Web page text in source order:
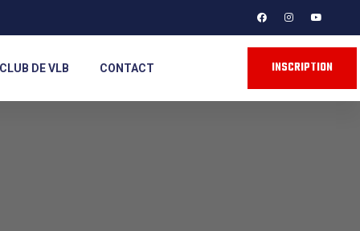
DE VLB CONTACT INSCRIPTION